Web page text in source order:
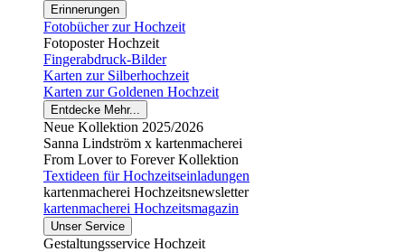
Erinnerungen
Fotobücher zur Hochzeit
Fotoposter Hochzeit
Fingerabdruck-Bilder
Karten zur Silberhochzeit
Karten zur Goldenen Hochzeit
Entdecke Mehr...
Neue Kollektion 2025/2026
Sanna Lindström x kartenmacherei
From Lover to Forever Kollektion
Textideen für Hochzeitseinladungen
kartenmacherei Hochzeitsnewsletter
kartenmacherei Hochzeitsmagazin
Unser Service
Gestaltungsservice Hochzeit